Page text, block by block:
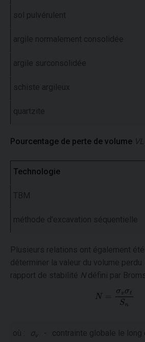
sol pulvérulent
argile normalement consolidée
argile surconsolidée
schiste argileux
quartzite
Pourcentage de perte de volume VL
Technologie
TBM
méthode d'excavation séquentielle
Plusieurs relations ont également
déterminer la valeur du volume perdu
rapport de stabilité Ndéfini par
où : σv - contrainte globale le long